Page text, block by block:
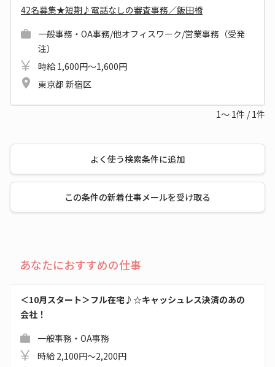
42名募集★短期♪電話なしの審査事務／飯田橋
一般事務・OA事務/他オフィスワーク/営業事務（受発
注）
時給 1,600円～1,600円
東京都 新宿区
1～ 1件 / 1件
よく使う検索条件に追加
この条件の新着仕事メールを受け取る
あなたにおすすめの仕事
＜10月スタート＞フル在宅♪☆キャッシュレス決済のあの
会社！
一般事務・OA事務
時給 2,100円～2,200円